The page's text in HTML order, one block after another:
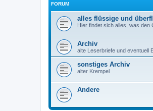
FORUM
alles flüssige und
Hier findet sich alles, was den
Archiv
alte Leserbriefe und eventuell
sonstiges Archiv
alter Krempel
Andere